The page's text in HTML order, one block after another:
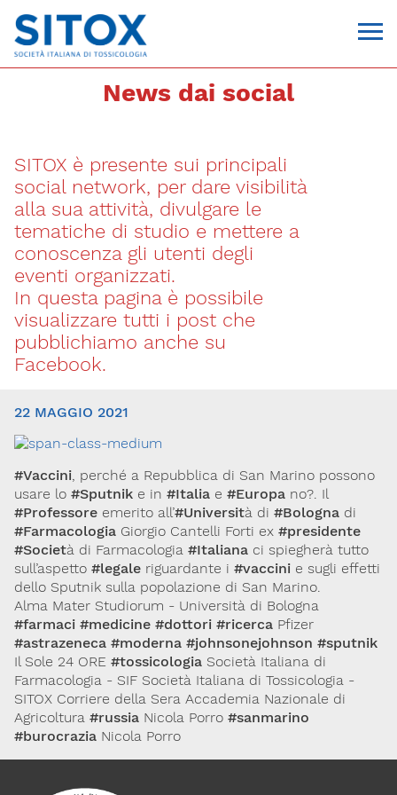
Via Giovanni Pascoli, 3
20129, Milano
C.F. 96330980580
P.I. 06792491000
T. 02-29520311
segreteria@sitox.org
News dai social
SITOX è presente sui principali
social network, per dare visibilità
alla sua attività, divulgare le
tematiche di studio e mettere a
conoscenza gli utenti degli
eventi organizzati.
In questa pagina è possibile
visualizzare tutti i post che
pubblichiamo anche su
Facebook.
22 MAGGIO 2021
#Vaccini, perché a Repubblica di San Marino possono
usare lo #Sputnik e in #Italia e #Europa no?. Il
#Professore emerito all’#Università di #Bologna di
#Farmacologia Giorgio Cantelli Forti ex #presidente
#Società di Farmacologia #Italiana ci spiegherà tutto
sull’aspetto #legale riguardante i #vaccini e sugli effetti
dello Sputnik sulla popolazione di San Marino.
Alma Mater Studiorum - Università di Bologna
#farmaci #medicine #dottori #ricerca Pfizer
#astrazeneca #moderna #johnsonejohnson #sputnik
Il Sole 24 ORE #tossicologia Società Italiana di
Farmacologia - SIF Società Italiana di Tossicologia -
SITOX Corriere della Sera Accademia Nazionale di
Agricoltura #russia Nicola Porro #sanmarino
#burocrazia Nicola Porro
Via Giovanni Pascoli, 3
20129, Milano
C.F. 96330980580
P.I. 06792491000
Codice SDI: M5UXCR1
T. 02-29520311
M. Segreteria@sitox.org
La Società